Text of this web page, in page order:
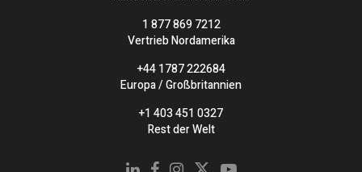
1 877 869 7212
Vertrieb Nordamerika
+44 1787 222684
Europa / Großbritannien
+1 403 451 0327
Rest der Welt